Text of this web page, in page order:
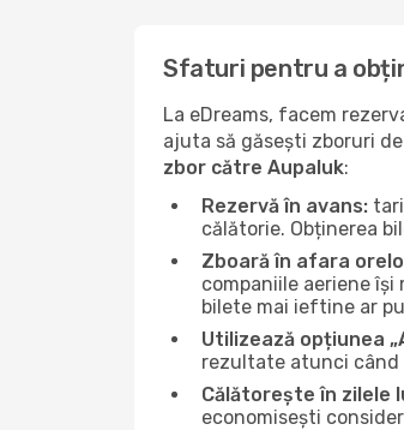
Sfaturi pentru a
La eDreams, facem
ajuta să găsești zboruri
zbor către Aupaluk:
Rezervă în avans:
călătorie. Obținerea
Zboară în afara
companiile aeriene
bilete mai ieftine ar
Utilizează opțiunea
rezultate atunci când
Călătorește în zilele
economisești